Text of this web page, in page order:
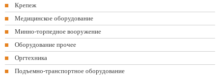
Крепеж
Медицинское оборудование
Минно-торпедное вооружение
Оборудование прочее
Оргтехника
Подъемно-транспортное оборудование